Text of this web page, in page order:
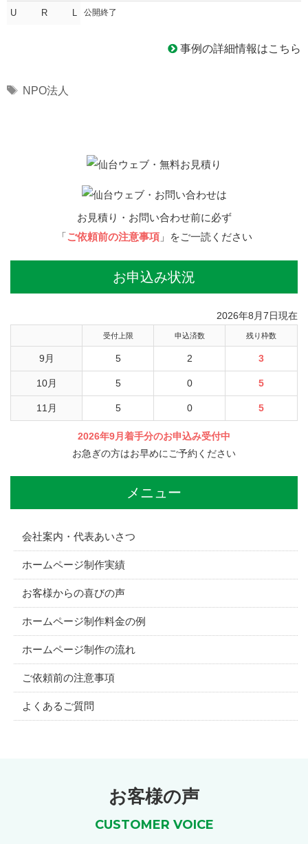
U R L 公開終了
事例の詳細情報はこちら
Tags
NPO法人
お見積り・お問い合わせ前に必ず
「ご依頼前の注意事項」をご一読ください
お申込み状況
2026年8月7日現在
受付上限 申込済数 残り枠数
9月 5 2 3
10月 5 0 5
11月 5 0 5
2026年9月着手分のお申込み受付中
お急ぎの方はお早めにご予約ください
メニュー
会社案内・代表あいさつ
ホームページ制作実績
お客様からの喜びの声
ホームページ制作料金の例
ホームページ制作の流れ
ご依頼前の注意事項
よくあるご質問
お客様の声
CUSTOMER VOICE